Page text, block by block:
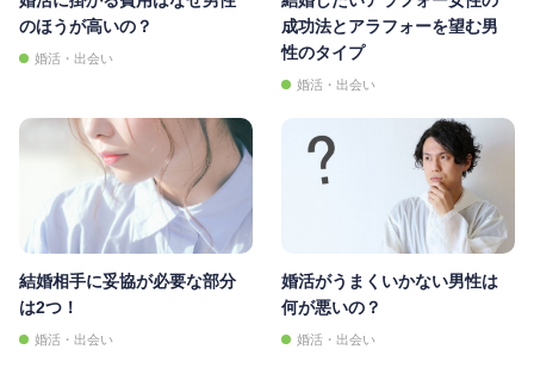
のほうが高いの？
婚活・出会い
成功法とアラフォーを望む男
性のタイプ
婚活・出会い
結婚相手に妥協が必要な部分
は2つ！
婚活・出会い
婚活がうまくいかない男性は
何が悪いの？
婚活・出会い